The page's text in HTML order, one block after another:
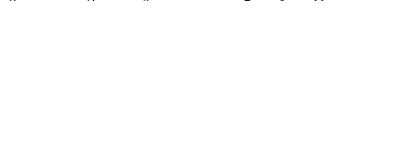
Комиссии по Чрезвычайным ситуациям Республики Молдова и